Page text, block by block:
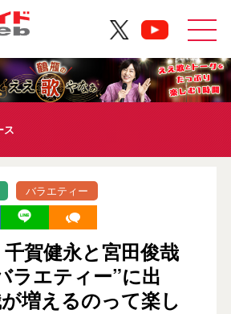
ス
バラエティー
賀健永と宮田俊哉
ラエティー”に出
増えるのって楽し